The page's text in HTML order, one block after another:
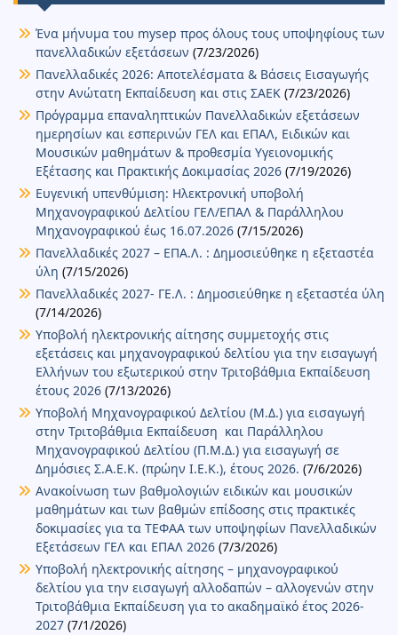
Ένα μήνυμα του mysep προς όλους τους υποψηφίους των
πανελλαδικών εξετάσεων (7/23/2026)
Πανελλαδικές 2026: Αποτελέσματα & Βάσεις Εισαγωγής
στην Ανώτατη Εκπαίδευση και στις ΣΑΕΚ (7/23/2026)
Πρόγραμμα επαναληπτικών Πανελλαδικών εξετάσεων
ημερησίων και εσπερινών ΓΕΛ και ΕΠΑΛ, Ειδικών και
Μουσικών μαθημάτων & προθεσμία Υγειονομικής
Εξέτασης και Πρακτικής Δοκιμασίας 2026 (7/19/2026)
Ευγενική υπενθύμιση: Ηλεκτρονική υποβολή
Μηχανογραφικού Δελτίου ΓΕΛ/ΕΠΑΛ & Παράλληλου
Μηχανογραφικού έως 16.07.2026 (7/15/2026)
Πανελλαδικές 2027 – ΕΠΑ.Λ. : Δημοσιεύθηκε η εξεταστέα
ύλη (7/15/2026)
Πανελλαδικές 2027- ΓΕ.Λ. : Δημοσιεύθηκε η εξεταστέα ύλη
(7/14/2026)
Υποβολή ηλεκτρονικής αίτησης συμμετοχής στις
εξετάσεις και μηχανογραφικού δελτίου για την εισαγωγή
Ελλήνων του εξωτερικού στην Τριτοβάθμια Εκπαίδευση
έτους 2026 (7/13/2026)
Υποβολή Μηχανογραφικού Δελτίου (Μ.Δ.) για εισαγωγή
στην Τριτοβάθμια Εκπαίδευση και Παράλληλου
Μηχανογραφικού Δελτίου (Π.Μ.Δ.) για εισαγωγή σε
Δημόσιες Σ.Α.Ε.Κ. (πρώην Ι.Ε.Κ.), έτους 2026. (7/6/2026)
Ανακοίνωση των βαθμολογιών ειδικών και μουσικών
μαθημάτων και των βαθμών επίδοσης στις πρακτικές
δοκιμασίες για τα ΤΕΦΑΑ των υποψηφίων Πανελλαδικών
Εξετάσεων ΓΕΛ και ΕΠΑΛ 2026 (7/3/2026)
Υποβολή ηλεκτρονικής αίτησης – μηχανογραφικού
δελτίου για την εισαγωγή αλλοδαπών – αλλογενών στην
Τριτοβάθμια Εκπαίδευση για το ακαδημαϊκό έτος 2026-
2027 (7/1/2026)